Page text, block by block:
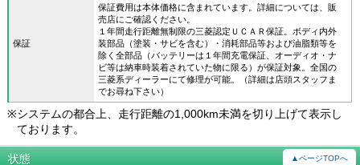
保証
保証費用は本体価格に含まれています。詳細については、販
売店にご確認ください。
１年間走行距離無制限の三菱認定ＵＣＡＲ保証。ボディ内外
装部品（塗装・サビを含む）・消耗部品等および油脂類等を
除く全部品（バッテリーは１年間充電保証、オーディオ・ナ
ビ等は納車時装着されていた物に限る）が保証対象。全国の
三菱系ディーラーにて修理が可能。（詳細は店頭スタッフま
でお尋ね下さい）
※システムの都合上、走行距離の1,000km未満を切り上げて表示し
ております。
状態 ▲ページTOPへ